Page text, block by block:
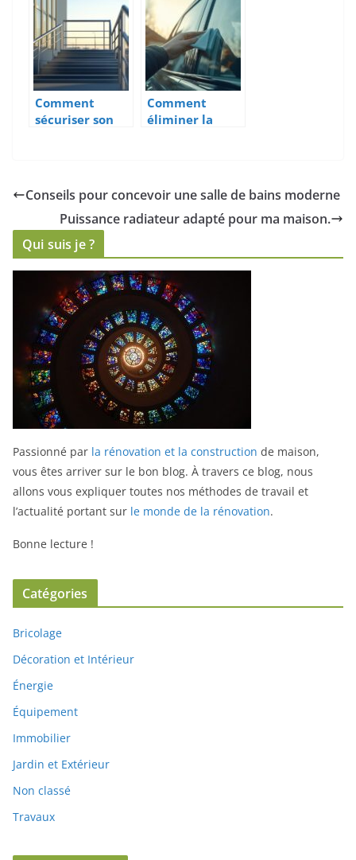
caractéristique
s
douche?
Comment
sécuriser son
métal moderne
Comment
éliminer la
une meilleure
visibilité
Conseils pour concevoir une salle de bains moderne
Puissance radiateur adapté pour ma maison.
Qui suis je ?
Passionné par la rénovation et la construction de maison,
vous êtes arriver sur le bon blog. À travers ce blog, nous
allons vous expliquer toutes nos méthodes de travail et
l’actualité portant sur le monde de la rénovation.
Bonne lecture !
Catégories
Bricolage
Décoration et Intérieur
Énergie
Équipement
Immobilier
Jardin et Extérieur
Non classé
Travaux